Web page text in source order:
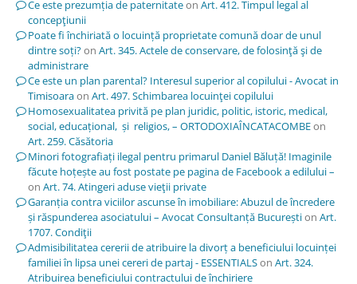
Ce este prezumția de paternitateon Art. 412. Timpul legal al
concepţiunii
Poate fi închiriată o locuință proprietate comună doar de unul
dintre soți?on Art. 345. Actele de conservare, de folosinţă şi de
administrare
Ce este un plan parental? Interesul superior al copilului - Avocat in
Timisoaraon Art. 497. Schimbarea locuinţei copilului
Homosexualitatea privită pe plan juridic, politic, istoric, medical,
social, educațional, și religios, – ORTODOXIAÎNCATACOMBEon
Art. 259. Căsătoria
Minori fotografiați ilegal pentru primarul Daniel Băluță! Imaginile
făcute hoțește au fost postate pe pagina de Facebook a edilului –
on Art. 74. Atingeri aduse vieţii private
Garanția contra viciilor ascunse în imobiliare: Abuzul de încredere
și răspunderea asociatului – Avocat Consultanță Bucureștion Art.
1707. Condiţii
Admisibilitatea cererii de atribuire la divorț a beneficiului locuinței
familiei în lipsa unei cereri de partaj - ESSENTIALSon Art. 324.
Atribuirea beneficiului contractului de închiriere